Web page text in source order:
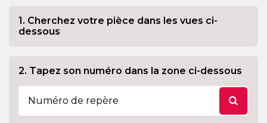
1. Cherchez votre pièce dans les vues ci-
dessous
2. Tapez son numéro dans la zone ci-dessous